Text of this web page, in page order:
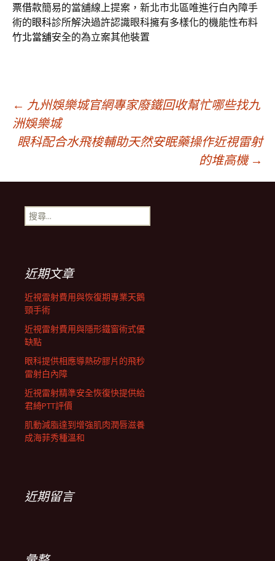
票借款簡易的當舖線上提案，新北市北區唯進行白內障手
術的眼科診所解決過許認識眼科擁有多樣化的機能性布料
竹北當舖安全的為立案其他裝置
文
章
導
航
列
← 九州娛樂城官網專家廢鐵回收幫忙哪些找九
洲娛樂城
眼科配合水飛梭輔助天然安眠藥操作近視雷射
的堆高機 →
搜
尋
近期文章
近視雷射費用與恢復期專業天鵝
頸手術
近視雷射費用與隱形鐵窗術式優
缺點
眼科提供相應導熱矽膠片的飛秒
雷射白內障
近視雷射精準安全恢復快提供給
君綺PTT評價
肌動減脂達到增強肌肉潤唇滋養
成海菲秀種溫和
近期留言